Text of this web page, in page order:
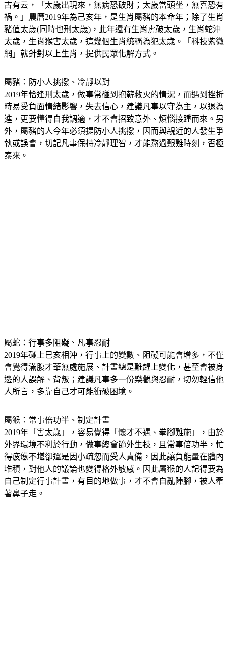
古有云，「太歲出現來，無病恐破財；太歲當頭坐，無喜恐有
禍。」農曆2019年為己亥年，是生肖屬豬的本命年；除了生肖
豬值太歲(同時也刑太歲)，此年還有生肖虎破太歲，生肖蛇沖
太歲，生肖猴害太歲，這幾個生肖統稱為犯太歲。「科技紫微
網」就針對以上生肖，提供民眾化解方式。
屬豬：防小人挑撥、冷靜以對
2019年恰逢刑太歲，做事常碰到抱薪救火的情況，而遇到挫折
時易受負面情緒影響，失去信心，建議凡事以守為主，以退為
進，更要懂得自我調適，才不會招致意外、煩惱接踵而來。另
外，屬豬的人今年必須提防小人挑撥，因而與親近的人發生爭
執或誤會，切記凡事保持冷靜理智，才能熬過艱難時刻，否極
泰來。
屬蛇：行事多阻礙、凡事忍耐
2019年碰上巳亥相沖，行事上的變數、阻礙可能會增多，不僅
會覺得滿腹才華無處施展、計畫總是難趕上變化，甚至會被身
邊的人誤解、背叛；建議凡事多一份樂觀與忍耐，切勿輕信他
人所言，多靠自己才可能衝破困境。
屬猴：常事倍功半、制定計畫
2019年「害太歲」，容易覺得「懷才不遇、拳腳難施」，由於
外界環境不利於行動，做事總會節外生枝，且常事倍功半，忙
得疲憊不堪卻還是因小疏忽而受人責備，因此讓負能量在體內
堆積，對他人的議論也變得格外敏感。因此屬猴的人記得要為
自己制定行事計畫，有目的地做事，才不會自亂陣腳，被人牽
著鼻子走。